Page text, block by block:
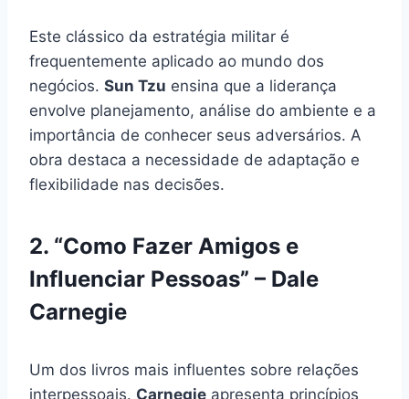
Este clássico da estratégia militar é
frequentemente aplicado ao mundo dos
negócios. Sun Tzu ensina que a liderança
envolve planejamento, análise do ambiente e a
importância de conhecer seus adversários. A
obra destaca a necessidade de adaptação e
flexibilidade nas decisões.
2. “Como Fazer Amigos e
Influenciar Pessoas” – Dale
Carnegie
Um dos livros mais influentes sobre relações
interpessoais. Carnegie apresenta princípios